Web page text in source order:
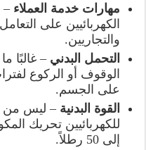
مهارات خدمة العملاء –
الكهربائيين على
والتجاريين.
التحمل البدني – غالبًا
الوقوف أو الركوع
على الجسم.
القوة البدنية – ليس من
للكهربائيين تحريك
إلى 50 رطلاً.